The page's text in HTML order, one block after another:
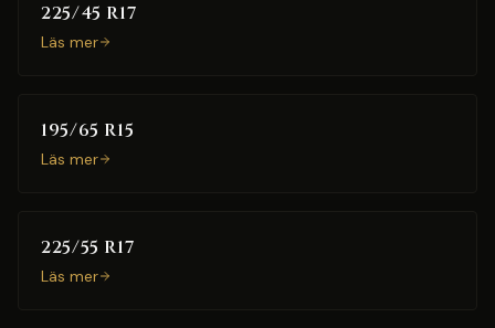
225/45 R17
Läs mer
195/65 R15
Läs mer
225/55 R17
Läs mer